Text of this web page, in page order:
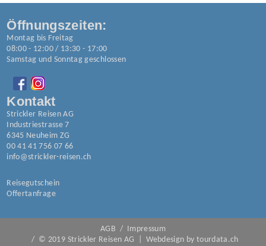
Öffnungszeiten:
Montag bis Freitag
08:00 - 12:00 / 13:30 - 17:00
Samstag und Sonntag geschlossen
Kontakt
Strickler Reisen AG
Industriestrasse 7
6345 Neuheim ZG
00 41 41 756 07 66
info@strickler-reisen.ch
Reisegutschein
Offertanfrage
AGB / Impressum
/ © 2019 Strickler Reisen AG | Webdesign by tourdata.ch